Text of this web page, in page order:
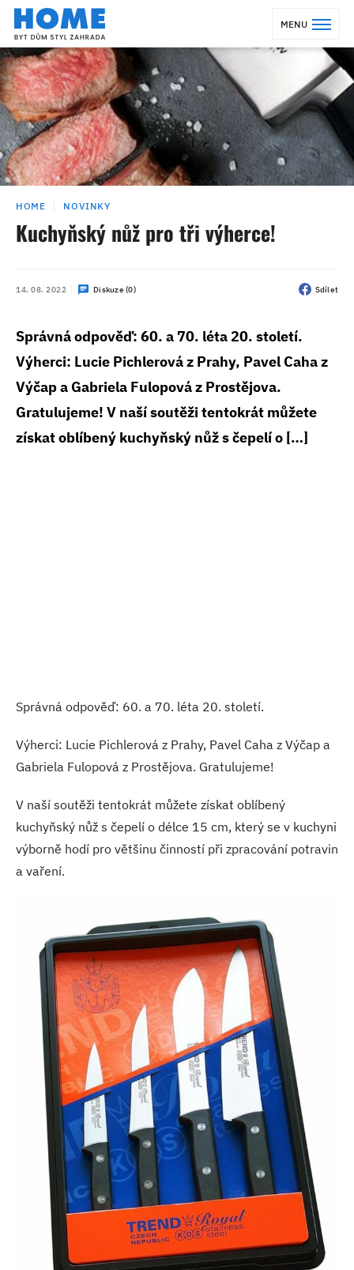
MENU
HOME NOVINKY
Kuchyňský nůž pro tři výherce!
14. 08. 2022 Diskuze (0) Sdílet
Správná odpověď: 60. a 70. léta 20. století.
Výherci: Lucie Pichlerová z Prahy, Pavel Caha z
Výčap a Gabriela Fulopová z Prostějova.
Gratulujeme! V naší soutěži tentokrát můžete
získat oblíbený kuchyňský nůž s čepelí o […]
Správná odpověď: 60. a 70. léta 20. století.
Výherci: Lucie Pichlerová z Prahy, Pavel Caha z Výčap a
Gabriela Fulopová z Prostějova. Gratulujeme!
V naší soutěži tentokrát můžete získat oblíbený
kuchyňský nůž s čepelí o délce 15 cm, který se v kuchyni
výborně hodí pro většinu činností při zpracování potravin
a vaření.